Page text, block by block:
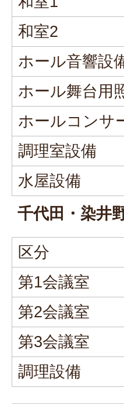
和室2
ホール音響設
ホール舞台用
ホールコンサ
調理室設備
水屋設備
千代田・染井
区分
第1会議室
第2会議室
第3会議室
調理設備